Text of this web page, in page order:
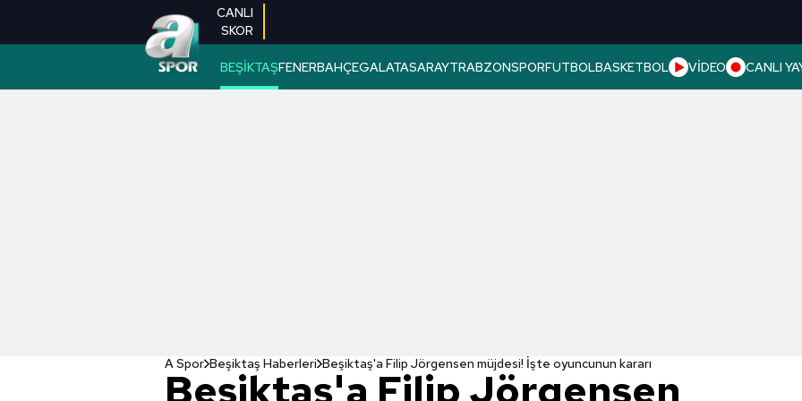
CANLI
SKOR
BEŞİKTAŞFENERBAHÇEGALATASARAYTRABZONSPORFUTBOLBASKETBOL VİDEO CANLI
A Spor Beşiktaş Haberleri Beşiktaş'a Filip Jörgensen müjdesi! İşte oyuncunun kararı
Beşiktaş'a Filip Jörgensen